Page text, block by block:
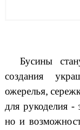
Бусины
создания
ожерелья,
для рукоделия -
но и